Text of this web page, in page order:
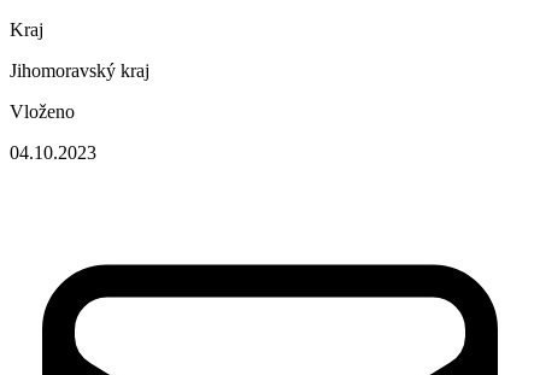
Kraj
Jihomoravský kraj
Vloženo
04.10.2023